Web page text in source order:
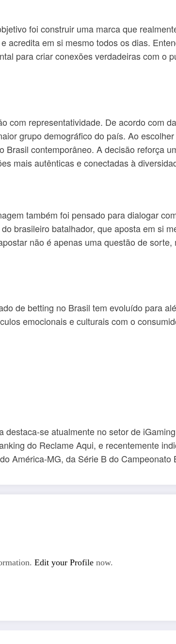
foi construir uma marca que
acredita em si mesmo todos os dias.
para criar conexões verdadeiras com o
com representatividade. De acordo com
grupo demográfico do país. Ao
contemporâneo. A decisão reforça
mais autênticas e conectadas à
também foi pensado para dialogar
brasileiro batalhador, que aposta em si
não é apenas uma questão de
de betting no Brasil tem evoluído para
emocionais e culturais com o
se atualmente no setor de
do Reclame Aqui, e recentemente
América-MG, da Série B do
Edit your Profile now.